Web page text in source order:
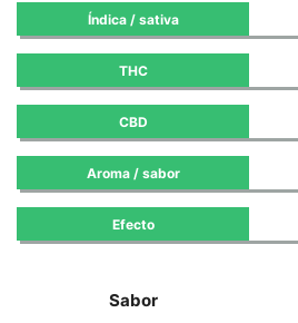
Índica / sativa
THC
CBD
Aroma / sabor
Efecto
Sabor